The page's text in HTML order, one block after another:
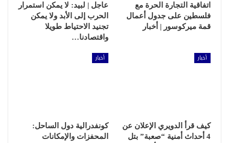
اتفاقية التجارة الحرة مع
فلسطين على جدول أعمال
قمة ميركوسور | أخبار
عاجل | لبيد: لا يمكن استمرار
الحرب إلى الأبد ولا يمكن
تجنيد الاحتياط طويلا
واقتصادنا…
أخبار
كيف قرأ الدويري الإعلان عن
4 أحداث أمنية “صعبة” بتل
أخبار
كونفدرالية دول الساحل:
المحفزات والإمكانات